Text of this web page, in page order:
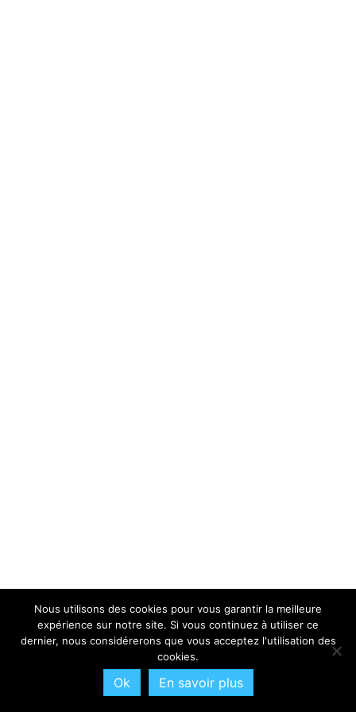
Nous utilisons des cookies pour vous garantir la meilleure
expérience sur notre site. Si vous continuez à utiliser ce
dernier, nous considérerons que vous acceptez l'utilisation des
cookies.
Ok En savoir plus